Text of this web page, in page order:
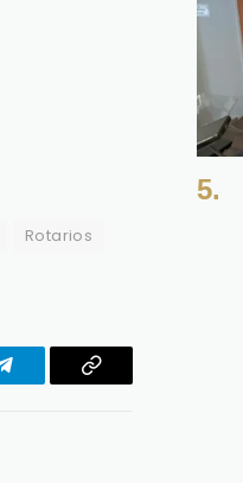
Rotarios
Telegram Copy